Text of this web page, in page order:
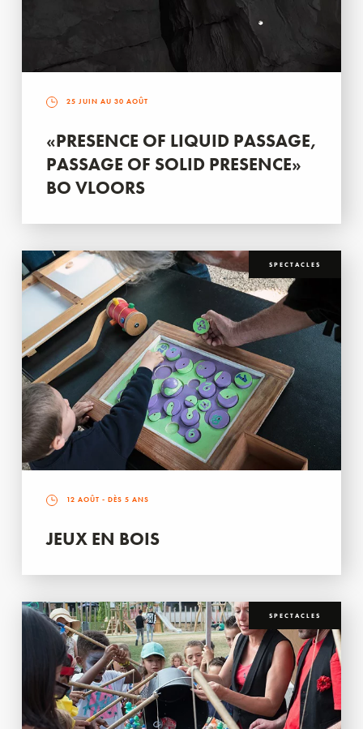
25 JUIN AU 30 AOÛT
«PRESENCE OF LIQUID PASSAGE,
PASSAGE OF SOLID PRESENCE»
BO VLOORS
SPECTACLES
12 AOÛT - DÈS 5 ANS
JEUX EN BOIS
SPECTACLES